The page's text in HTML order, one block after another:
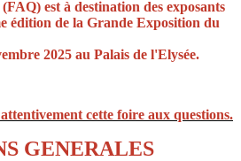
est à destination des exposants
édition de la Grande Exposition du
2025 au Palais de l'Elysée.
cette foire aux questions.
GENERALES